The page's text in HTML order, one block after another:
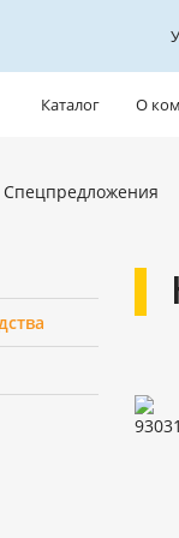
Каталог О
Спецпредложения